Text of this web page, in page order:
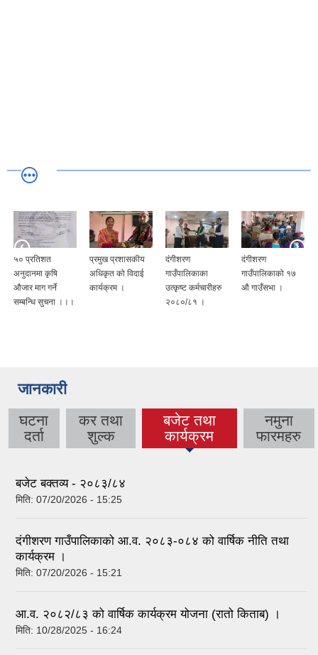
५० प्रतिशत
अनुदानमा कृषि
औजार माग गर्ने
सम्बन्धि सुचना ।।।
प्रमुख प्रशासकीय
अधिकृत को विदाई
कार्यक्रम ।
दंगीशरण
गाउँपालिकाका
उत्कृष्ट कर्मचारीहरु
२०८०/८१ ।
दंगीशरण
गाउँपालिकाको १७
औ गाउँसभा ।
जानकारी
घटना
दर्ता
कर तथा
शुल्क
बजेट तथा
कार्यक्रम
(active tab)
नमुना
फारमहरु
बजेट बक्तव्य - २०८३/८४
मिति: 07/20/2026 - 15:25
दंगीशरण गाउँपालिकाको आ.व. २०८३-०८४ को वार्षिक नीति तथा
कार्यक्रम ।
मिति: 07/20/2026 - 15:21
आ.व. २०८२/८३ को वार्षिक कार्यक्रम योजना (रातो किताब) ।
मिति: 10/28/2025 - 16:24